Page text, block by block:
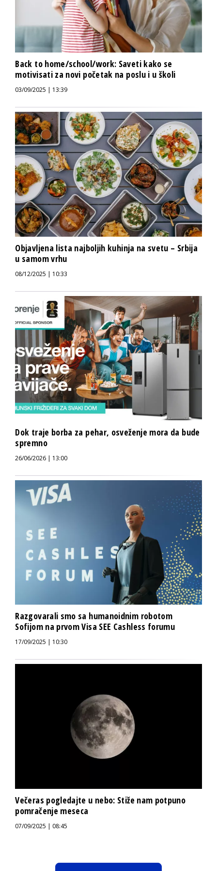
Back to home/school/work: Saveti kako se
motivisati za novi početak na poslu i u školi
03/09/2025 | 13:39
Objavljena lista najboljih kuhinja na svetu – Srbija
u samom vrhu
08/12/2025 | 10:33
Dok traje borba za pehar, osveženje mora da bude
spremno
26/06/2026 | 13:00
Razgovarali smo sa humanoidnim robotom
Sofijom na prvom Visa SEE Cashless forumu
17/09/2025 | 10:30
Večeras pogledajte u nebo: Stiže nam potpuno
pomračenje meseca
07/09/2025 | 08:45